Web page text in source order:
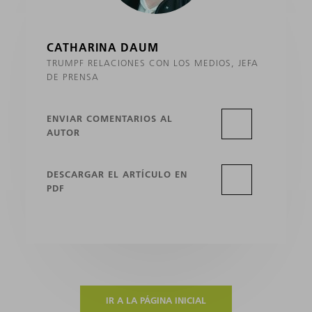
CATHARINA DAUM
TRUMPF RELACIONES CON LOS MEDIOS, JEFA
DE PRENSA
ENVIAR COMENTARIOS AL
AUTOR
DESCARGAR EL ARTÍCULO EN
PDF
IR A LA PÁGINA INICIAL